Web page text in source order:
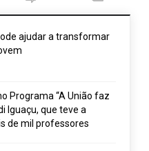
ajudar a transformar
Programa “A União faz
Iguaçu, que teve a
de mil professores